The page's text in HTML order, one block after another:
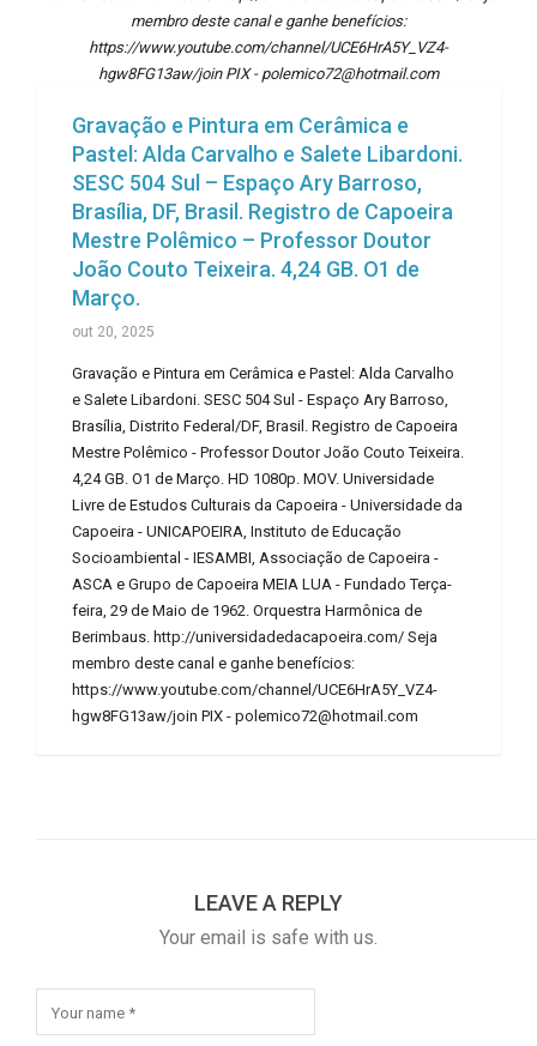
membro deste canal e ganhe benefícios:
https://www.youtube.com/channel/UCE6HrA5Y_VZ4-
hgw8FG13aw/join PIX - polemico72@hotmail.com
Gravação e Pintura em Cerâmica e
Pastel: Alda Carvalho e Salete Libardoni.
SESC 504 Sul – Espaço Ary Barroso,
Brasília, DF, Brasil. Registro de Capoeira
Mestre Polêmico – Professor Doutor
João Couto Teixeira. 4,24 GB. O1 de
Março.
out 20, 2025
Gravação e Pintura em Cerâmica e Pastel: Alda Carvalho
e Salete Libardoni. SESC 504 Sul - Espaço Ary Barroso,
Brasília, Distrito Federal/DF, Brasil. Registro de Capoeira
Mestre Polêmico - Professor Doutor João Couto Teixeira.
4,24 GB. O1 de Março. HD 1080p. MOV. Universidade
Livre de Estudos Culturais da Capoeira - Universidade da
Capoeira - UNICAPOEIRA, Instituto de Educação
Socioambiental - IESAMBI, Associação de Capoeira -
ASCA e Grupo de Capoeira MEIA LUA - Fundado Terça-
feira, 29 de Maio de 1962. Orquestra Harmônica de
Berimbaus. http://universidadedacapoeira.com/ Seja
membro deste canal e ganhe benefícios:
https://www.youtube.com/channel/UCE6HrA5Y_VZ4-
hgw8FG13aw/join PIX - polemico72@hotmail.com
LEAVE A REPLY
Your email is safe with us.